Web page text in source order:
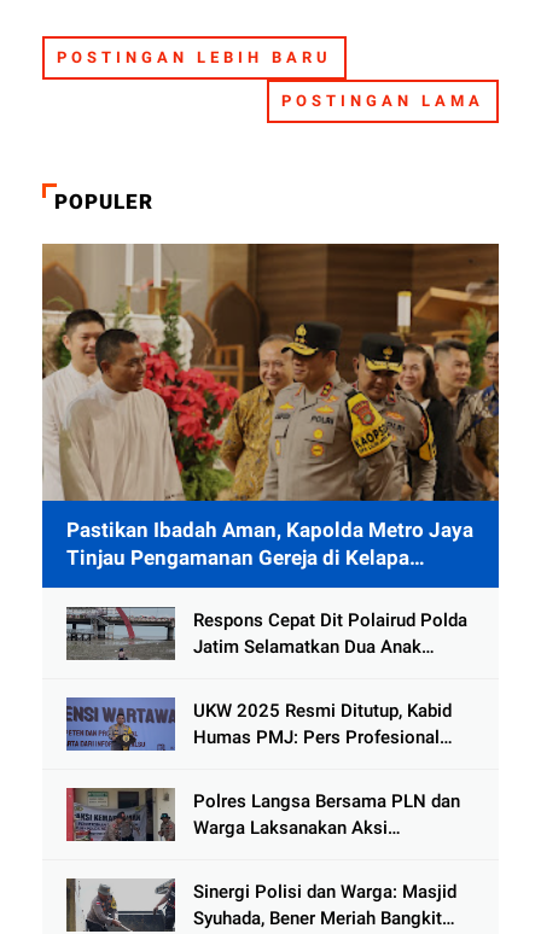
POSTINGAN LEBIH BARU
POSTINGAN LAMA
POPULER
Pastikan Ibadah Aman, Kapolda Metro Jaya
Tinjau Pengamanan Gereja di Kelapa
Gading
Respons Cepat Dit Polairud Polda
Jatim Selamatkan Dua Anak
Kenjeran
UKW 2025 Resmi Ditutup, Kabid
Humas PMJ: Pers Profesional
Hoaks
Polres Langsa Bersama PLN dan
Warga Laksanakan Aksi
Tamiang
Sinergi Polisi dan Warga: Masjid
Syuhada, Bener Meriah Bangkit